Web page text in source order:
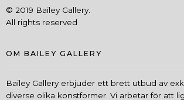
© 2019 Bailey Gallery.
All rights reserved
OM BAILEY GALLERY
Bailey Gallery erbjuder ett brett utbud av
diverse olika konstformer. Vi arbetar för att